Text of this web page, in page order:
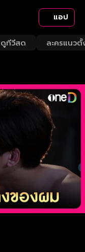
แอป
ดูทีวีสด ละครแนวตั้